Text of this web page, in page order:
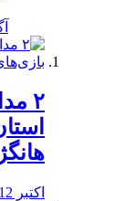
اکتبر 12, 2023